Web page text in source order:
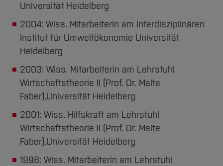
Universität Heidelberg
2004: Wiss. Mitarbeiterin am Interdisziplinären
Institut für Umweltökonomie Universität
Heidelberg
2003: Wiss. Mitarbeiterin am Lehrstuhl
Wirtschaftstheorie II (Prof. Dr. Malte
Faber),Universität Heidelberg
2001: Wiss. Hilfskraft am Lehrstuhl
Wirtschaftstheorie II (Prof. Dr. Malte
Faber),Universität Heidelberg
1998: Wiss. Mitarbeiterin am Lehrstuhl